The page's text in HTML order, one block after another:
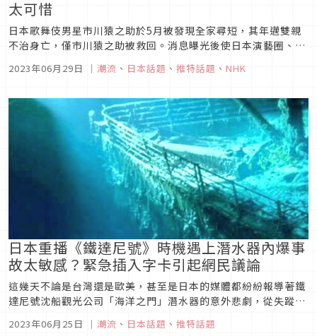
太可惜
日本歌舞伎男星市川猿之助於5月被發現全家尋短，其年邁雙親
不治身亡，僅市川猿之助被救回。消息曝光後使日本演藝圈、日
串流平台亦在6月28日宣布將從七月起下架大河劇《風林火
消息公布後引發劇迷...
2023年06月29日 ｜ 潮流 、 日本話題 、 推特話題 、 NHK
日本重播《鐵達尼號》時機遇上潛水器內爆事
故太敏感？緊急插入字卡引起網民議論
這幾天不論是台灣還是歐美，甚至是日本的媒體都紛紛報導著鐵
達尼號沈船觀光公司「海洋之門」潛水器的意外悲劇，從失蹤到
深刻的印象與遺憾，然而好巧不巧，在週六晚上受到日本人歡迎
2023年06月25日 ｜ 潮流 、 日本話題 、 推特話題